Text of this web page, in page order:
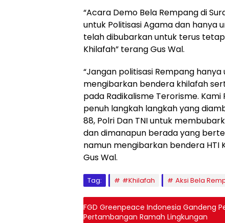
“Acara Demo Bela Rempang di
untuk Politisasi Agama dan hanya
telah dibubarkan untuk terus
Khilafah” terang Gus Wal.
“Jangan politisasi Rempang
mengibarkan bendera khilafah
pada Radikalisme Terorisme.
penuh langkah langkah yang
88, Polri Dan TNI untuk
dan dimanapun berada yang
namun mengibarkan bendera HTI
Gus Wal.
Tag: #Khilafah Aksi Bela
FGD Greenpeace Indonesia Gandeng
Pertambangan Ramah Lingkungan